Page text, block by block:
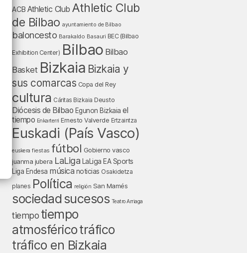
ACB Athletic Club Athletic Club
de Bilbao ayuntamiento de Bilbao
baloncesto Barakaldo Basauri BEC (Bilbao
Exhibition Center) Bilbao Bilbao
Basket Bizkaia Bizkaia y
sus comarcas Copa del Rey
cultura Cáritas Bizkaia Deusto
Diócesis de Bilbao Egunon Bizkaia el
tiempo Enkarterri Ernesto Valverde Ertzaintza
Euskadi (País Vasco)
euskera fiestas fútbol Gobierno vasco
juanma jubera LaLiga LaLiga EA Sports
Liga Endesa música noticias Osakidetza
planes Política religión San Mamés
sociedad sucesos Teatro Arriaga
tiempo tiempo
atmosféricotráfico
tráfico en Bizkaia